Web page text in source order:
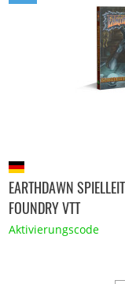
EARTHDAWN
FOUNDRY VTT
Aktivierungscode